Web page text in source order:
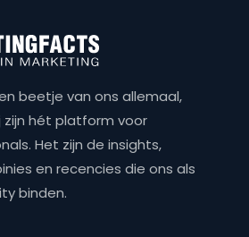
beetje van ons allemaal,
zijn hét platform voor
Het zijn de insights,
en recencies die ons als
binden.